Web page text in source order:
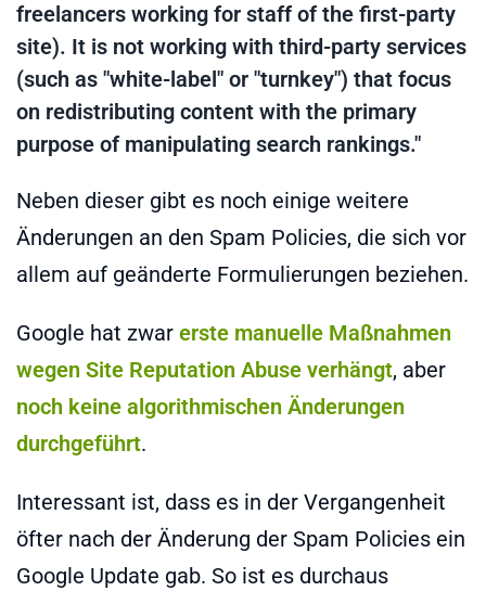
freelancers working for staff of the first-party
site). It is not working with third-party services
(such as "white-label" or "turnkey") that focus
on redistributing content with the primary
purpose of manipulating search rankings."
Neben dieser gibt es noch einige weitere
Änderungen an den Spam Policies, die sich vor
allem auf geänderte Formulierungen beziehen.
Google hat zwar erste manuelle Maßnahmen
wegen Site Reputation Abuse verhängt, aber
noch keine algorithmischen Änderungen
durchgeführt.
Interessant ist, dass es in der Vergangenheit
öfter nach der Änderung der Spam Policies ein
Google Update gab. So ist es durchaus